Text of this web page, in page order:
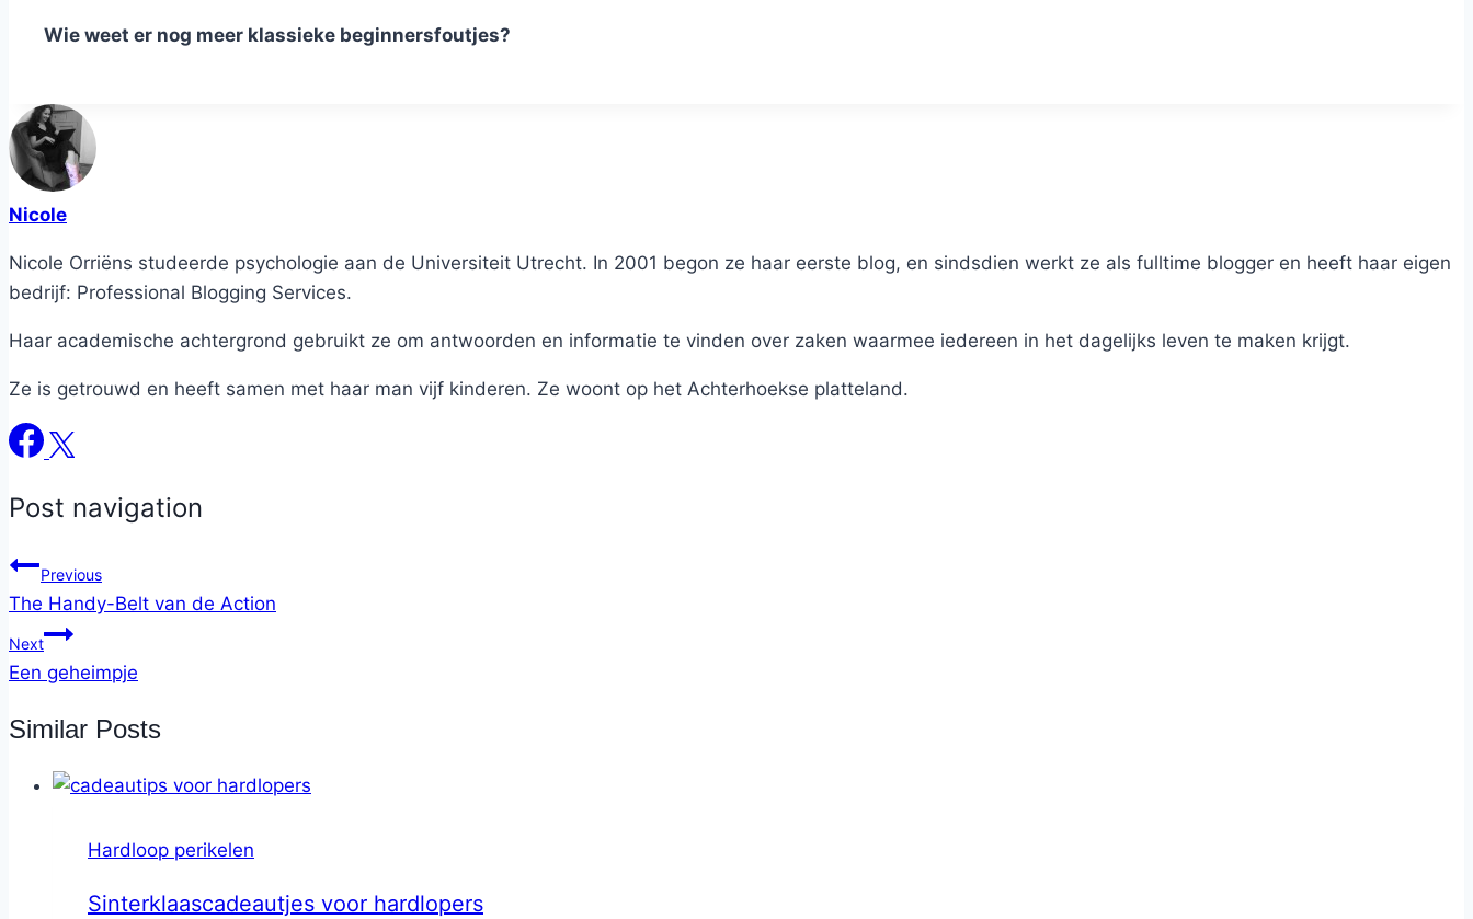
Wie weet er nog meer klassieke beginnersfoutjes?
Nicole
Nicole Orriëns studeerde psychologie aan de Universiteit Utrecht. In 2001 begon ze haar eerste blog, en sindsdien werkt ze als fulltime blogger en heeft haar eigen
bedrijf: Professional Blogging Services.
Haar academische achtergrond gebruikt ze om antwoorden en informatie te vinden over zaken waarmee iedereen in het dagelijks leven te maken krijgt.
Ze is getrouwd en heeft samen met haar man vijf kinderen. Ze woont op het Achterhoekse platteland.
Post navigation
Previous
The Handy-Belt van de Action
Next
Een geheimpje
Similar Posts
Hardloop perikelen
Sinterklaascadeautjes voor hardlopers